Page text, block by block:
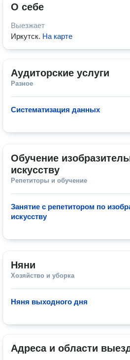
О себе
Выезжает
Иркутск. На карте
Аудиторские услуги
Разное
Систематизация данных
Обучение
искусству
Репетиторы и обучение
Занятие с репетитором по
искусству
Няни
Хозяйство и уборка
Няня выходного дня
Адреса и области